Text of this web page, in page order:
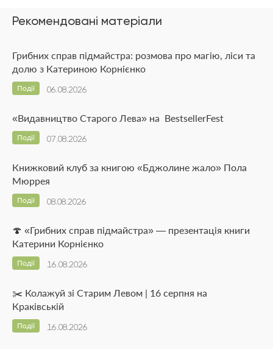
Рекомендовані матеріали
Грибних справ підмайстра: розмова про магію, ліси та
долю з Катериною Корнієнко
06.08.2026
Події
«Видавництво Старого Лева» на BestsellerFest
07.08.2026
Події
Книжковий клуб за книгою «Бджолине жало» Пола
Мюррея
08.08.2026
Події
🍄 «Грибних справ підмайстра» — презентація книги
Катерини Корнієнко
16.08.2026
Події
✂️ Колажуй зі Старим Левом | 16 серпня на
Краківській
16.08.2026
Події